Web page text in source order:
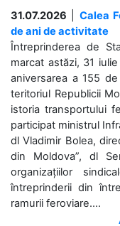
31.07.2026
Calea
de ani de activitate
Întreprinderea de
marcat astăzi, 31
aniversarea a 155
teritoriul Republicii
istoria transportului
participat ministrul
dl Vladimir Bolea,
din Moldova”, dl
organizațiilor
întreprinderii din
ramurii feroviare....